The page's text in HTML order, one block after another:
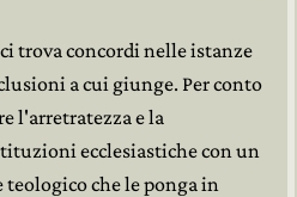
trova concordi nelle istanze
a cui giunge. Per conto
l'arretratezza e la
ecclesiastiche con un
che le ponga in